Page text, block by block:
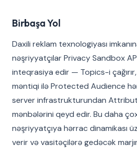
Birbaşa Yol
Daxili reklam texnologiyası
nəşriyyatçılar Privacy Sandbox
inteqrasiya edir — Topics-i
məntiqi ilə Protected Audience
server infrastrukturundan
mənbələrini qeyd edir. Bu daha
nəşriyyatçıya hərrac dinamikası
verir və vasitəçilərə gedəcək